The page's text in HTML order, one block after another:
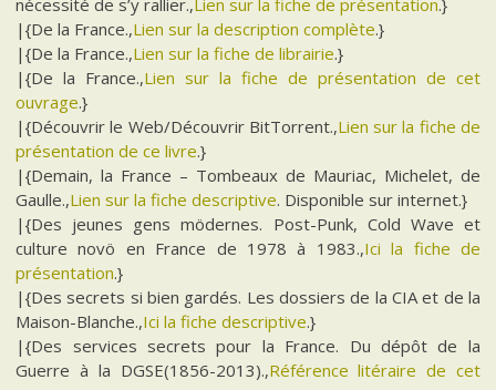
nécessité de s’y rallier.,Lien sur la fiche de présentation.}
|{De la France.,Lien sur la description complète.}
|{De la France.,Lien sur la fiche de librairie.}
|{De la France.,Lien sur la fiche de présentation de cet
ouvrage.}
|{Découvrir le Web/Découvrir BitTorrent.,Lien sur la fiche de
présentation de ce livre.}
|{Demain, la France – Tombeaux de Mauriac, Michelet, de
Gaulle.,Lien sur la fiche descriptive. Disponible sur internet.}
|{Des jeunes gens mödernes. Post-Punk, Cold Wave et
culture novö en France de 1978 à 1983.,Ici la fiche de
présentation.}
|{Des secrets si bien gardés. Les dossiers de la CIA et de la
Maison-Blanche.,Ici la fiche descriptive.}
|{Des services secrets pour la France. Du dépôt de la
Guerre à la DGSE(1856-2013).,Référence litéraire de cet